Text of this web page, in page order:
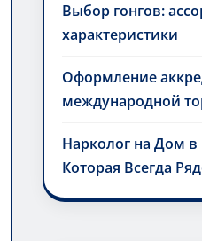
Выбор гонгов:
характеристики
Оформление
международной
Нарколог на Дом
Которая Всегда